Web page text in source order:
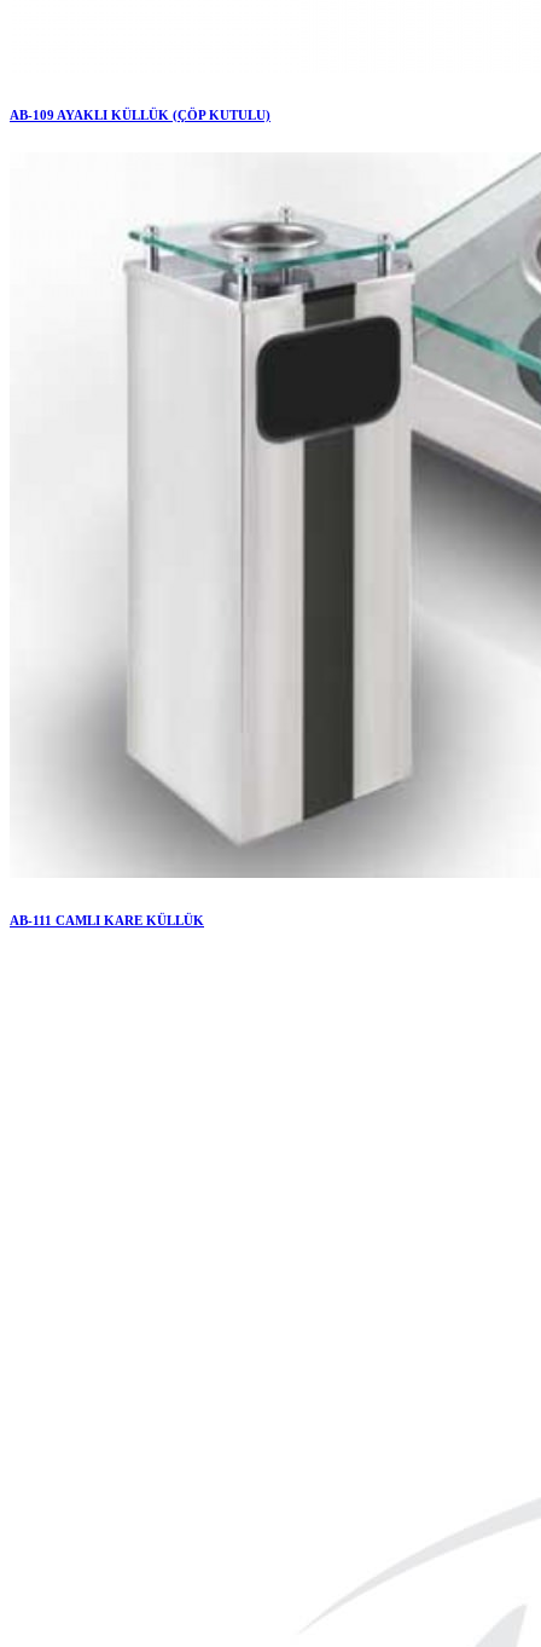
AB-109 AYAKLI KÜLLÜK (ÇÖP KUTULU)
AB-111 CAMLI KARE KÜLLÜK